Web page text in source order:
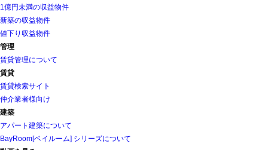
1億円未満の収益物件
新築の収益物件
値下り収益物件
管理
賃貸管理について
賃貸
賃貸検索サイト
仲介業者様向け
建築
アパート建築について
BayRoom[ベイルーム] シリーズについて